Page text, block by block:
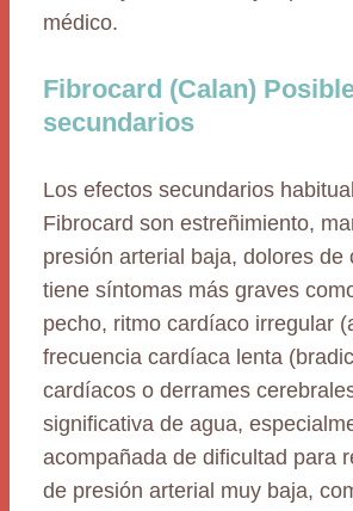
médico.
Fibrocard (Calan)
secundarios
Los efectos secundarios
Fibrocard son estreñimiento,
presión arterial baja, dolores de
tiene síntomas más graves
pecho, ritmo cardíaco irregular
frecuencia cardíaca lenta
cardíacos o derrames
significativa de agua,
acompañada de dificultad para
de presión arterial muy baja,